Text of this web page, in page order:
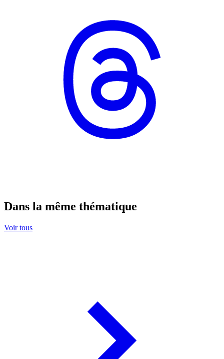
Dans la même thématique
Voir tous